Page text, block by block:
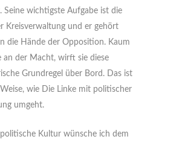
Seine wichtigste Aufgabe ist die
Kreisverwaltung und er gehört
die Hände der Opposition. Kaum
an der Macht, wirft sie diese
Grundregel über Bord. Das ist
wie Die Linke mit politischer
umgeht.
politische Kultur wünsche ich dem